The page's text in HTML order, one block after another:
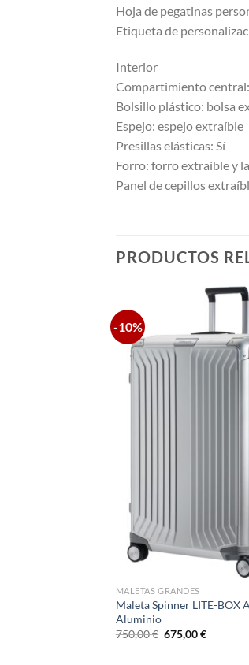
Hoja de pegatinas
Etiqueta de
Interior
Compartimiento
Bolsillo plástico: bolsa
Espejo: espejo extraíble
Presillas elásticas: Sí
Forro: forro extraíble y
Panel de cepillos
PRODUCTOS
-10%
MALETAS GRANDES
Maleta Spinner LITE-BOX
Aluminio
750,00€ El
precio
675,00€El